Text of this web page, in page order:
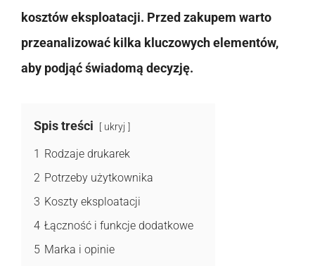
kosztów eksploatacji. Przed zakupem warto
przeanalizować kilka kluczowych elementów,
aby podjąć świadomą decyzję.
Spis treści ukryj
1 Rodzaje drukarek
2 Potrzeby użytkownika
3 Koszty eksploatacji
4 Łączność i funkcje dodatkowe
5 Marka i opinie